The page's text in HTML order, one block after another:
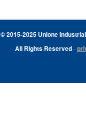
© 2015-2025 Unione
All Rights Reserved-